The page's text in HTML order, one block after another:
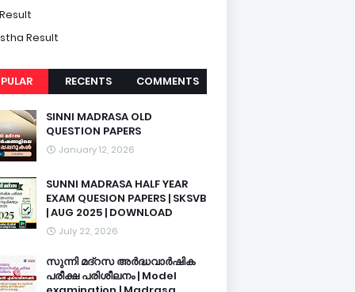
Result
RECENTS COMMENTS
SINNI MADRASA OLD
QUESTION PAPERS
January 12, 2026
SUNNI MADRASA HALF YEAR
EXAM QUESION PAPERS | SKSVB
| AUG 2025 | DOWNLOAD
July 22, 2026
സുന്നി മദ്റസ അർദ്ധവാർഷിക
പരീക്ഷ പരിശീലനം | Model